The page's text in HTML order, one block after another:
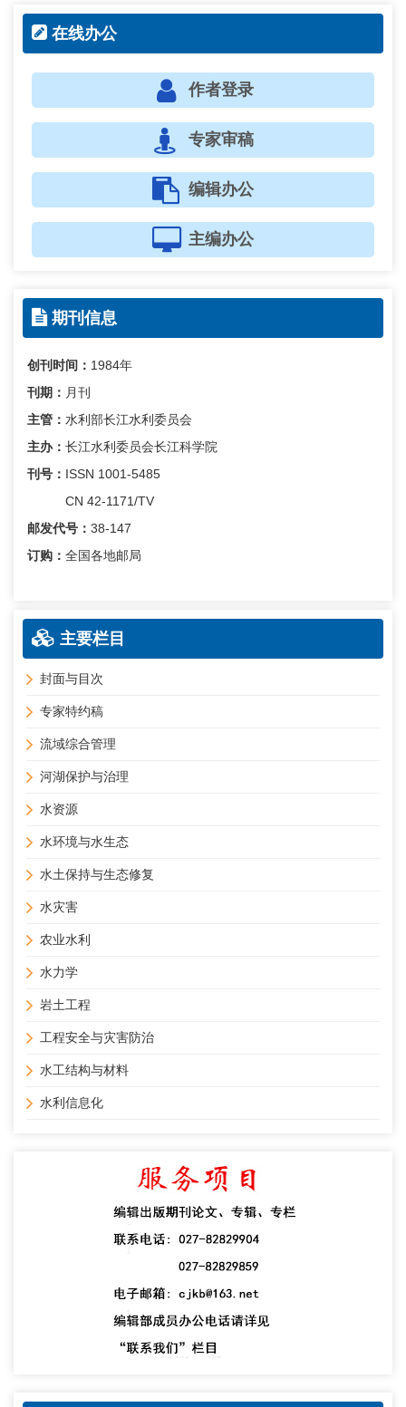
在线办公
作者登录
专家审稿
编辑办公
主编办公
期刊信息
创刊时间： 1984年
刊期： 月刊
主管： 水利部长江水利委员会
主办： 长江水利委员会长江科学院
刊号： ISSN 1001-5485
CN 42-1171/TV
邮发代号： 38-147
订购： 全国各地邮局
主要栏目
封面与目次
专家特约稿
流域综合管理
河湖保护与治理
水资源
水环境与水生态
水土保持与生态修复
水灾害
农业水利
水力学
岩土工程
工程安全与灾害防治
水工结构与材料
水利信息化